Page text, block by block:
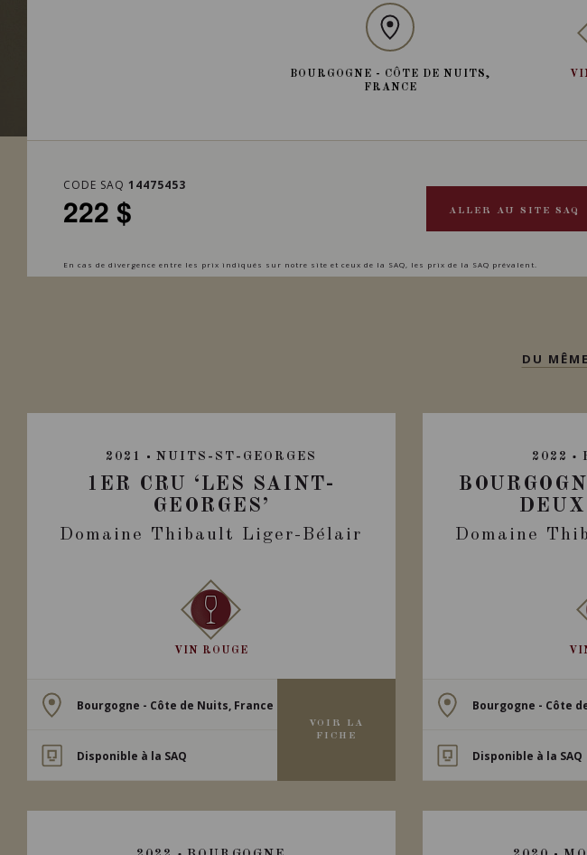
BOURGOGNE - CÔTE DE NUITS,
FRANCE
CODE SAQ 14475453
222 $
En cas de divergence entre les prix indiqués sur notre site et ceux de la SAQ, les prix de la SAQ prévalent.
ALLER AU SITE SAQ
DU
2021 NUITS-ST-GEORGES
1ER CRU ‘LES SAINT-
GEORGES’
Domaine Thibault Liger-Bélair
VIN ROUGE
Bourgogne - Côte de Nuits, France
Disponible à la SAQ
VOIR LA
FICHE
2022
DEUX
Domaine
Bourgogne - Côte
Disponible à la SAQ